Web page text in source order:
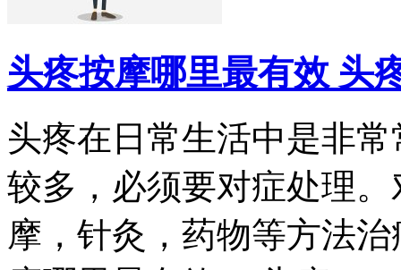
头疼按摩哪里最有效 头
头疼在日常生活中是非
较多，必须要对症处理
摩，针灸，药物等方法